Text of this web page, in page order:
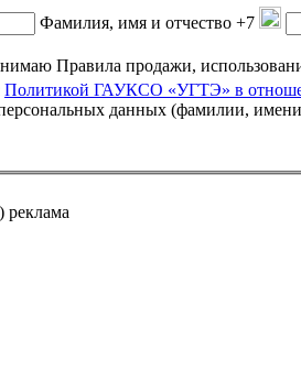
Фамилия, имя и отчество +7
продажи, использования и возврата
Политикой ГАУКСО «УГТЭ» в
данных (фамилии,
реклама